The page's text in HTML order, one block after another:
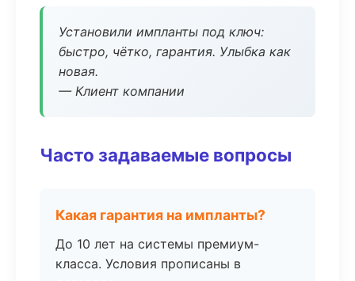
Установили импланты под ключ:
быстро, чётко, гарантия. Улыбка как
новая.
— Клиент компании
Часто задаваемые вопросы
Какая гарантия на импланты?
До 10 лет на системы премиум-
класса. Условия прописаны в